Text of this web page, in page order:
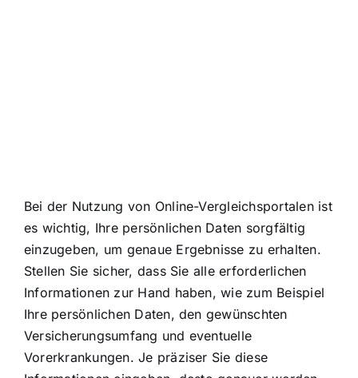
Bei der Nutzung von Online-Vergleichsportalen ist
es wichtig, Ihre persönlichen Daten sorgfältig
einzugeben, um genaue Ergebnisse zu erhalten.
Stellen Sie sicher, dass Sie alle erforderlichen
Informationen zur Hand haben, wie zum Beispiel
Ihre persönlichen Daten, den gewünschten
Versicherungsumfang und eventuelle
Vorerkrankungen. Je präziser Sie diese